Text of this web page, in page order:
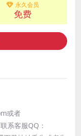
永久会员
免费
或者
系客服QQ：